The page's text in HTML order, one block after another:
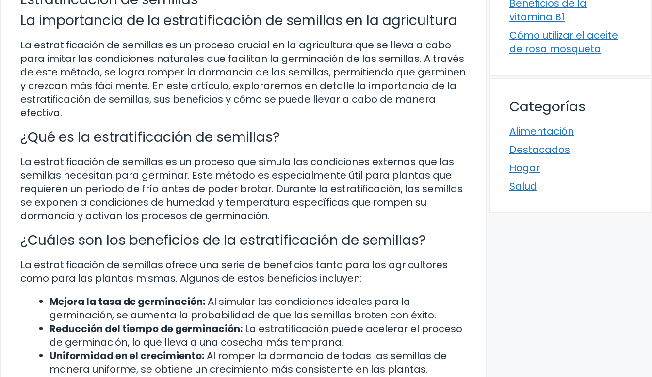
La importancia de la estratificación de semillas en la agricultura
La estratificación de semillas es un proceso crucial en la agricultura que se lleva a cabo
para imitar las condiciones naturales que facilitan la germinación de las semillas. A través
de este método, se logra romper la dormancia de las semillas, permitiendo que germinen
y crezcan más fácilmente. En este artículo, exploraremos en detalle la importancia de la
estratificación de semillas, sus beneficios y cómo se puede llevar a cabo de manera
efectiva.
¿Qué es la estratificación de semillas?
La estratificación de semillas es un proceso que simula las condiciones externas que las
semillas necesitan para germinar. Este método es especialmente útil para plantas que
requieren un período de frío antes de poder brotar. Durante la estratificación, las semillas
se exponen a condiciones de humedad y temperatura específicas que rompen su
dormancia y activan los procesos de germinación.
¿Cuáles son los beneficios de la estratificación de semillas?
La estratificación de semillas ofrece una serie de beneficios tanto para los agricultores
como para las plantas mismas. Algunos de estos beneficios incluyen:
Mejora la tasa de germinación:Al simular las condiciones ideales para la
germinación, se aumenta la probabilidad de que las semillas broten con éxito.
Reducción del tiempo de germinación: La estratificación puede acelerar el proceso
de germinación, lo que lleva a una cosecha más temprana.
Uniformidad en el crecimiento:Al romper la dormancia de todas las semillas de
manera uniforme, se obtiene un crecimiento más consistente en las plantas.
Beneficios de la
vitamina B1
Cómo utilizar el aceite
de rosa mosqueta
Categorías
Alimentación
Destacados
Hogar
Salud